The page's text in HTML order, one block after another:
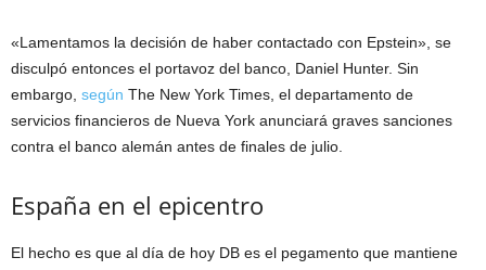
«Lamentamos la decisión de haber contactado con Epstein», se
disculpó entonces el portavoz del banco, Daniel Hunter. Sin
embargo, según The New York Times, el departamento de
servicios financieros de Nueva York anunciará graves sanciones
contra el banco alemán antes de finales de julio.
España en el epicentro
El hecho es que al día de hoy DB es el pegamento que mantiene